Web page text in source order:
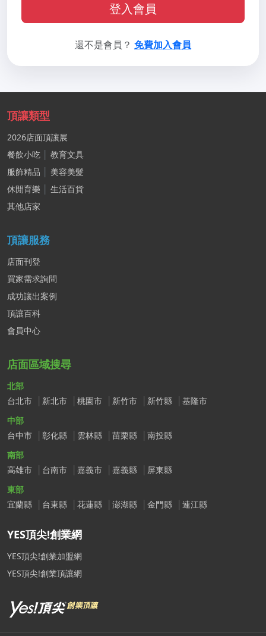
登入會員
還不是會員？ 免費加入會員
頂讓類型
2026店面頂讓展
餐飲小吃
教育文具
服飾精品
美容美髮
休閒育樂
生活百貨
其他店家
頂讓服務
店面刊登
買家需求詢問
成功讓出案例
頂讓百科
會員中心
店面區域搜尋
北部
台北市
新北市 桃園市 新竹市 新竹縣
基隆市
中部
台中市
彰化縣 雲林縣 苗栗縣
南投縣
南部
高雄市
台南市 嘉義市 嘉義縣
屏東縣
東部
宜蘭縣
台東縣 花蓮縣 澎湖縣 金門縣 連江縣
YES頂尖!創業網
YES頂尖!創業加盟網
YES頂尖!創業頂讓網